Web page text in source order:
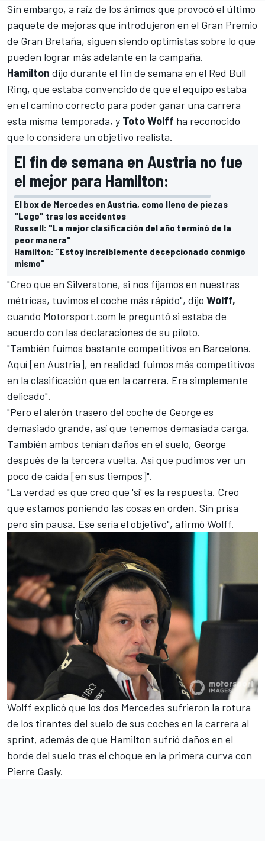
Sin embargo, a raíz de los ánimos que provocó el último
paquete de mejoras que introdujeron en el Gran Premio
de Gran Bretaña, siguen siendo optimistas sobre lo que
pueden lograr más adelante en la campaña.
Hamilton dijo durante el fin de semana en el Red Bull
Ring, que estaba convencido de que el equipo estaba
en el camino correcto para poder ganar una carrera
esta misma temporada, y Toto Wolff ha reconocido
que lo considera un objetivo realista.
El fin de semana en Austria no fue
el mejor para Hamilton:
El box de Mercedes en Austria, como lleno de piezas
"Lego" tras los accidentes
Russell: "La mejor clasificación del año terminó de la
peor manera"
Hamilton: "Estoy increíblemente decepcionado conmigo
mismo"
"Creo que en Silverstone, si nos fijamos en nuestras
métricas, tuvimos el coche más rápido", dijo Wolff,
cuando Motorsport.com le preguntó si estaba de
acuerdo con las declaraciones de su piloto.
"También fuimos bastante competitivos en Barcelona.
Aquí [en Austria], en realidad fuimos más competitivos
en la clasificación que en la carrera. Era simplemente
delicado".
"Pero el alerón trasero del coche de George es
demasiado grande, así que tenemos demasiada carga.
También ambos tenían daños en el suelo, George
después de la tercera vuelta. Así que pudimos ver un
poco de caída [en sus tiempos]".
"La verdad es que creo que 'sí' es la respuesta. Creo
que estamos poniendo las cosas en orden. Sin prisa
pero sin pausa. Ese sería el objetivo", afirmó Wolff.
Wolff explicó que los dos Mercedes sufrieron la rotura
de los tirantes del suelo de sus coches en la carrera al
sprint, además de que Hamilton sufrió daños en el
borde del suelo tras el choque en la primera curva con
Pierre Gasly.